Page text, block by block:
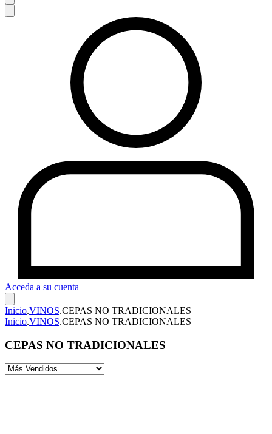
Acceda a su cuenta
Inicio.VINOS.CEPAS NO TRADICIONALES
Inicio.VINOS.CEPAS NO TRADICIONALES
CEPAS NO TRADICIONALES